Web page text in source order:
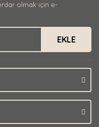
olmak için e-
EKLE